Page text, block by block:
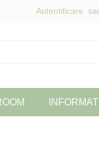
Autentificare
INFORMATII